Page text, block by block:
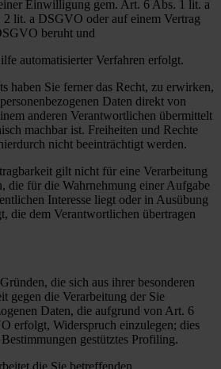
Einwilligung gem. Art. 6 Abs. 1 lit. a
lit. a DSGVO oder auf einem Vertrag
beruht und
automatisierter Verfahren erfolgt.
haben Sie ferner das Recht, zu erwirken,
Daten direkt von
anderen Verantwortlichen übermittelt
machbar ist. Freiheiten und Rechte
nicht beeinträchtigt werden.
gilt nicht für eine Verarbeitung
die für die Wahrnehmung einer Aufgabe
Interesse liegt oder in Ausübung
die dem Verantwortlichen übertragen
die sich aus ihrer besonderen
gegen die Verarbeitung der Sie
Daten, die aufgrund von Art. 6
erfolgt, Widerspruch einzulegen; dies
gestütztes Profiling.